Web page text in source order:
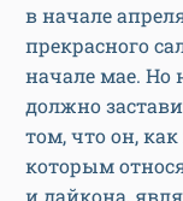
в начале
прекрасного
начале мае. Но
должно
том, что он,
которым
и дайкона,